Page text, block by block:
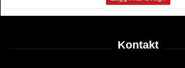
Kontakt